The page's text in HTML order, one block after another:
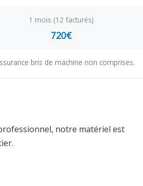
1 mois (12 facturés)
720€
bris de machine non comprises.
notre matériel est